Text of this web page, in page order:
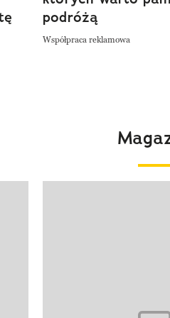
podróżą
Współpraca reklamowa